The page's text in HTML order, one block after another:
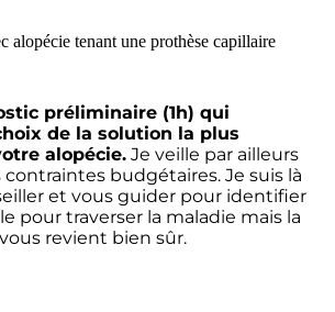
préliminaire (1h) qui
de la solution la plus
alopécie. Je veille par ailleurs
contraintes budgétaires. Je suis là
et vous guider pour identifier
pour traverser la maladie mais la
revient bien sûr.